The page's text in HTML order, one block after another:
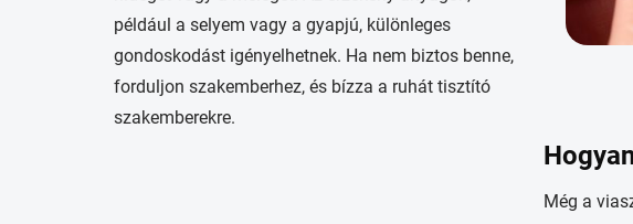
például a selyem vagy a gyapjú, különleges
gondoskodást igényelhetnek. Ha nem biztos benne,
forduljon szakemberhez, és bízza a ruhát tisztító
szakemberekre.
Még a